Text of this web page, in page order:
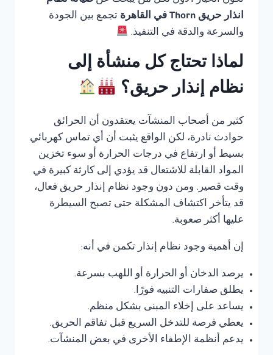
انذار حريق Thorn في القاهرة
تجمع بين الجودة
والسرعة والدقة في التنفيذ.
لماذا تحتاج كل منشأة إلى
نظام إنذار حريق؟
كثير من أصحاب المنشآت يعتقدون أن الحرائق
حوادث نادرة، لكن الواقع يثبت أن أي تماس كهربائي
بسيط أو ارتفاع في درجات الحرارة أو سوء تخزين
المواد القابلة للاشتعال قد يؤدي إلى كارثة كبيرة في
وقت قصير. ومن دون وجود نظام إنذار حريق فعال،
قد يتأخر اكتشاف المشكلة حتى تصبح السيطرة
عليها أكثر صعوبة.
إن أهمية وجود نظام إنذار تكمن في أنه:
يرصد الدخان أو الحرارة أو اللهب بسرعة.
يطلق صفارات التنبيه فورًا.
يساعد على إخلاء المبنى بشكل منظم.
يعطي فرصة للتدخل السريع قبل تفاقم الحريق.
يدعم أنظمة الإطفاء الأخرى في بعض المنشآت.